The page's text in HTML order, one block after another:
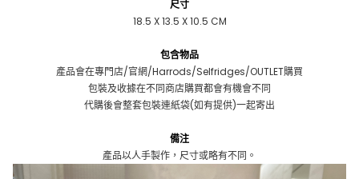
尺寸
18.5 X 13.5 X 10.5 CM
包含物品
產品會在專門店/官網/Harrods/Selfridges/OUTLET購買
包裝及收據在不同商店購買都會有機會不同
代購後會整套包裝連紙袋(如有提供)一起寄出
備注
產品以人手製作，尺寸或略有不同。